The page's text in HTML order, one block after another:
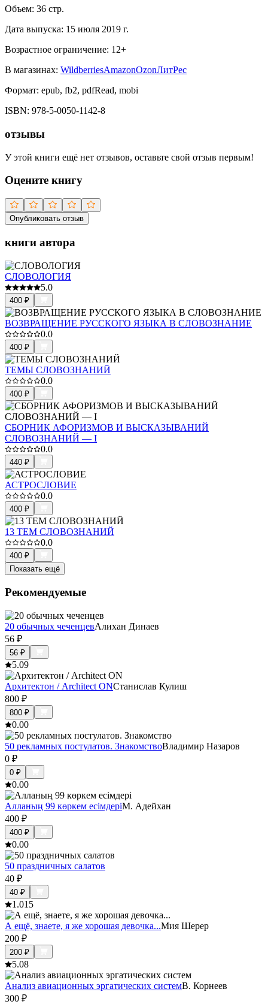
Объем: 36 стр.
Дата выпуска: 15 июля 2019 г.
Возрастное ограничение: 12+
В магазинах: WildberriesAmazonOzonЛитРес
Формат: epub, fb2, pdfRead, mobi
ISBN: 978-5-0050-1142-8
отзывы
У этой книги ещё нет отзывов, оставьте свой отзыв первым!
Оцените книгу
Опубликовать отзыв
книги автора
СЛОВОЛОГИЯ
5.0
400 ₽
ВОЗВРАЩЕНИЕ РУССКОГО ЯЗЫКА В СЛОВОЗНАНИЕ
0.0
400 ₽
ТЕМЫ СЛОВОЗНАНИЙ
0.0
400 ₽
СБОРНИК АФОРИЗМОВ И ВЫСКАЗЫВАНИЙ
СЛОВОЗНАНИЙ — I
0.0
440 ₽
АСТРОСЛОВИЕ
0.0
400 ₽
13 ТЕМ СЛОВОЗНАНИЙ
0.0
400 ₽
Показать ещё
Рекомендуемые
20 обычных чеченцевАлихан Динаев
56 ₽
56 ₽
5.09
Архитектон / Architect ONСтанислав Кулиш
800 ₽
800 ₽
0.00
50 рекламных постулатов. ЗнакомствоВладимир Назаров
0 ₽
0 ₽
0.00
Алланың 99 көркем есімдеріМ. Адейхан
400 ₽
400 ₽
0.00
50 праздничных салатов
40 ₽
40 ₽
1.015
А ещё, знаете, я же хорошая девочка...Мия Шерер
200 ₽
200 ₽
5.08
Анализ авиационных эргатических системВ. Корнеев
300 ₽